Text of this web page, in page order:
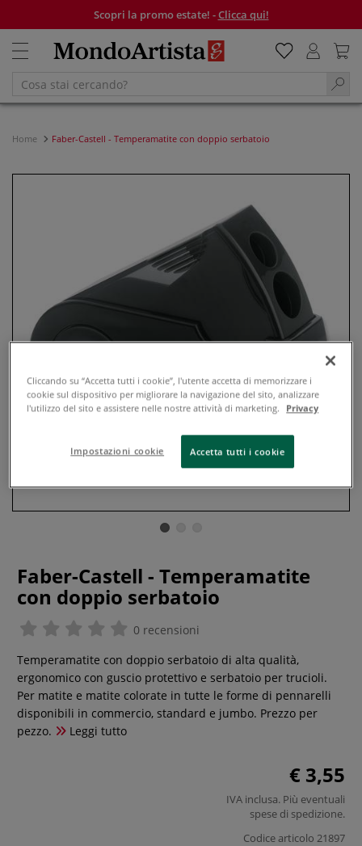
Scopri la promo estate! -Clicca qui!
Home Faber-Castell - Temperamatite con doppio serbatoio
Faber-Castell - Temperamatite
con doppio serbatoio
0 recensioni
Temperamatite con doppio serbatoio di alta qualità,
ergonomico con guscio protettivo e serbatoio per trucioli.
Per matite e matite colorate in tutte le forme di pennarelli
disponibili in commercio, standard e jumbo. Prezzo per
pezzo.
Leggi tutto
€ 3,55
IVA inclusa. Più eventuali
spese di spedizione.
Codice articolo 21897
Cliccando su “Accetta tutti i cookie”, l'utente accetta di memorizzare i
cookie sul dispositivo per migliorare la navigazione del sito, analizzare
l'utilizzo del sito e assistere nelle nostre attività di marketing. Privacy
Impostazioni cookie Accetta tutti i cookie